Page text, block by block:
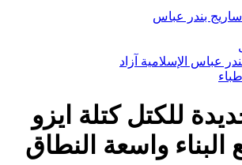
بندر عباس
عباس الإسلامية آزاد
للكتل كتلة ايزو
واسعة النطاق